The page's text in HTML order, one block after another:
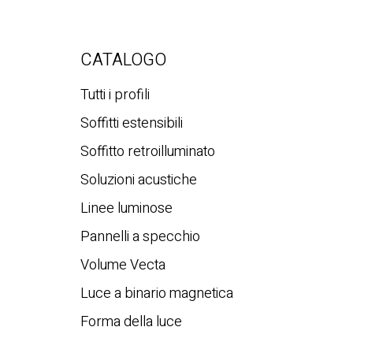
CATALOGO
Tutti i profili
Soffitti estensibili
Soffitto retroilluminato
Soluzioni acustiche
Linee luminose
Pannelli a specchio
Volume Vecta
Luce a binario magnetica
Forma della luce